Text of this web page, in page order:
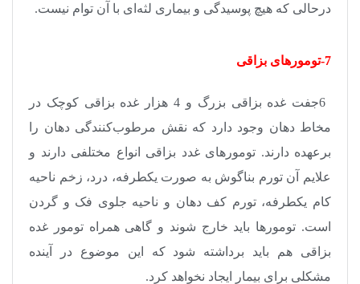
درحالی که هیچ پوسیدگی و بیماری لثه‌ای با آن توام نیست.
7-تومورهای بزاقی
6
جفت غده بزاقی بزرگ و 4 هزار غده بزاقی کوچک در
مخاط دهان وجود دارد که نقش مرطوب‌کنندگی دهان را
برعهده دارند. تومورهای غدد بزاقی انواع مختلفی دارند و
علایم آن تورم بناگوش به صورت یکطرفه، درد، زخم ناحیه
کام یکطرفه، تورم کف دهان و ناحیه جلوی فک و گردن
است. تومورها باید خارج شوند و گاهی همراه تومور غده
بزاقی هم باید برداشته شود که این موضوع در آینده
مشکلی برای بیمار ایجاد نخواهد کرد.